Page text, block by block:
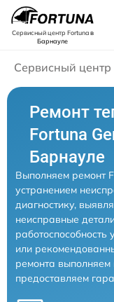
Сервисный центр Fortunaв
Барнауле
Сервисный центр
Ремонт
Fortuna
Барнауле
Выполняем ремонт
устранением
диагностику,
неисправные
работоспособность
или
ремонта
предоставляем